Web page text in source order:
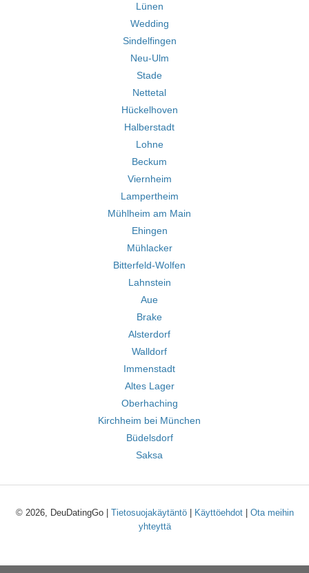
Lünen
Wedding
Sindelfingen
Neu-Ulm
Stade
Nettetal
Hückelhoven
Halberstadt
Lohne
Beckum
Viernheim
Lampertheim
Mühlheim am Main
Ehingen
Mühlacker
Bitterfeld-Wolfen
Lahnstein
Aue
Brake
Alsterdorf
Walldorf
Immenstadt
Altes Lager
Oberhaching
Kirchheim bei München
Büdelsdorf
Saksa
© 2026, DeuDatingGo | Tietosuojakäytäntö| Käyttöehdot| Ota meihin
yhteyttä